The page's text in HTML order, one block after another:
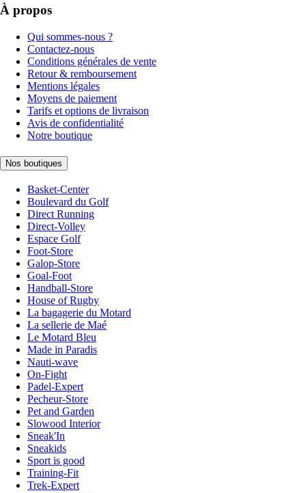
À propos
Qui sommes-nous ?
Contactez-nous
Conditions générales de vente
Retour & remboursement
Mentions légales
Moyens de paiement
Tarifs et options de livraison
Avis de confidentialité
Notre boutique
Nos boutiques
Basket-Center
Boulevard du Golf
Direct Running
Direct-Volley
Espace Golf
Foot-Store
Galop-Store
Goal-Foot
Handball-Store
House of Rugby
La bagagerie du Motard
La sellerie de Maé
Le Motard Bleu
Made in Paradis
Nauti-wave
On-Fight
Padel-Expert
Pecheur-Store
Pet and Garden
Slowood Interior
Sneak'In
Sneakids
Sport is good
Training-Fit
Trek-Expert